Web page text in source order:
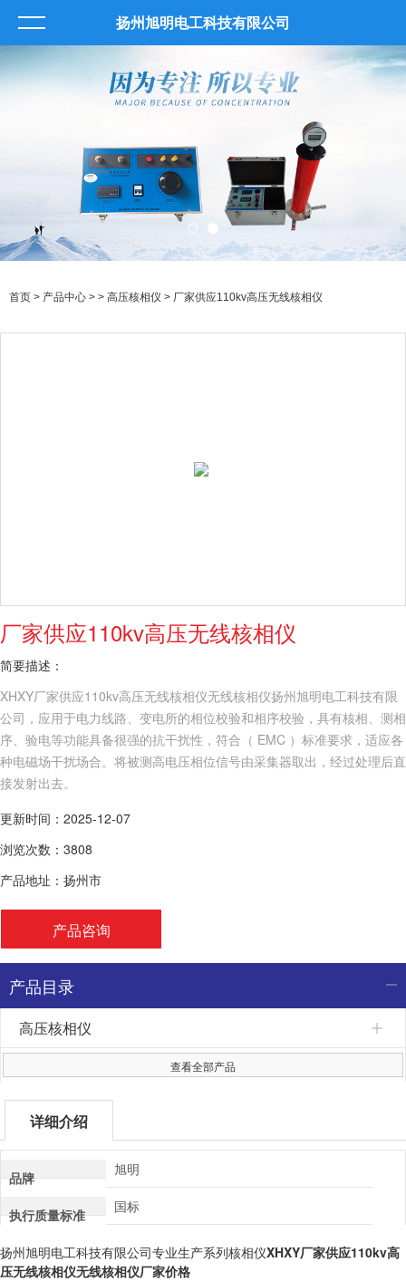
扬州旭明电工科技有限公司
首页 > 产品中心 > > 高压核相仪 > 厂家供应110kv高压无线核相仪
厂家供应110kv高压无线核相仪
简要描述：
XHXY厂家供应110kv高压无线核相仪无线核相仪扬州旭明电工科技有限
公司，应用于电力线路、变电所的相位校验和相序校验，具有核相、测相
序、验电等功能具备很强的抗干扰性，符合（ EMC ）标准要求，适应各
种电磁场干扰场合。将被测高电压相位信号由采集器取出，经过处理后直
接发射出去。
更新时间：2025-12-07
浏览次数：3808
产品地址：扬州市
产品咨询
产品目录
高压核相仪
查看全部产品
详细介绍
品牌 旭明
执行质量标准 国标
扬州旭明电工科技有限公司专业生产系列核相仪XHXY厂家供应110kv高
压无线核相仪无线核相仪厂家价格